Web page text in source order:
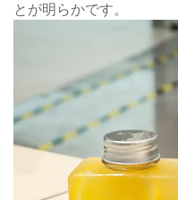
とが明らかです。